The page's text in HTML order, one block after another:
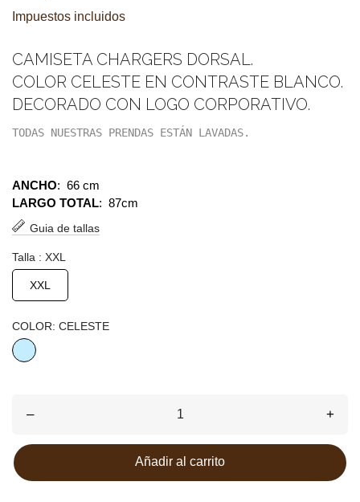
Impuestos incluidos
CAMISETA CHARGERS DORSAL.
COLOR CELESTE EN CONTRASTE BLANCO.
DECORADO CON LOGO CORPORATIVO.
TODAS NUESTRAS PRENDAS ESTÁN LAVADAS.
ANCHO: 66 cm
LARGO TOTAL: 87cm
Guia de tallas
Talla : XXL
XXL
COLOR: CELESTE
CELESTE
– +
Añadir al carrito